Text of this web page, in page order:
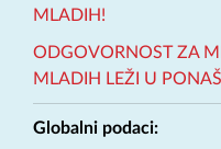
MLADIH!
ODGOVORNOST ZA
MLADIH LEŽI U
Globalni podaci: